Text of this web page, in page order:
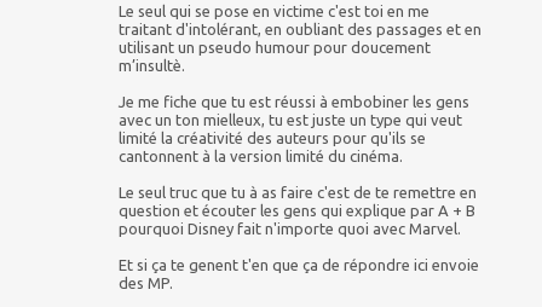
Le seul qui se pose en victime c'est toi en me
traitant d'intolérant, en oubliant des passages et en
utilisant un pseudo humour pour doucement
m’insultè.
Je me fiche que tu est réussi à embobiner les gens
avec un ton mielleux, tu est juste un type qui veut
limité la créativité des auteurs pour qu'ils se
cantonnent à la version limité du cinéma.
Le seul truc que tu à as faire c'est de te remettre en
question et écouter les gens qui explique par A + B
pourquoi Disney fait n'importe quoi avec Marvel.
Et si ça te genent t'en que ça de répondre ici envoie
des MP.